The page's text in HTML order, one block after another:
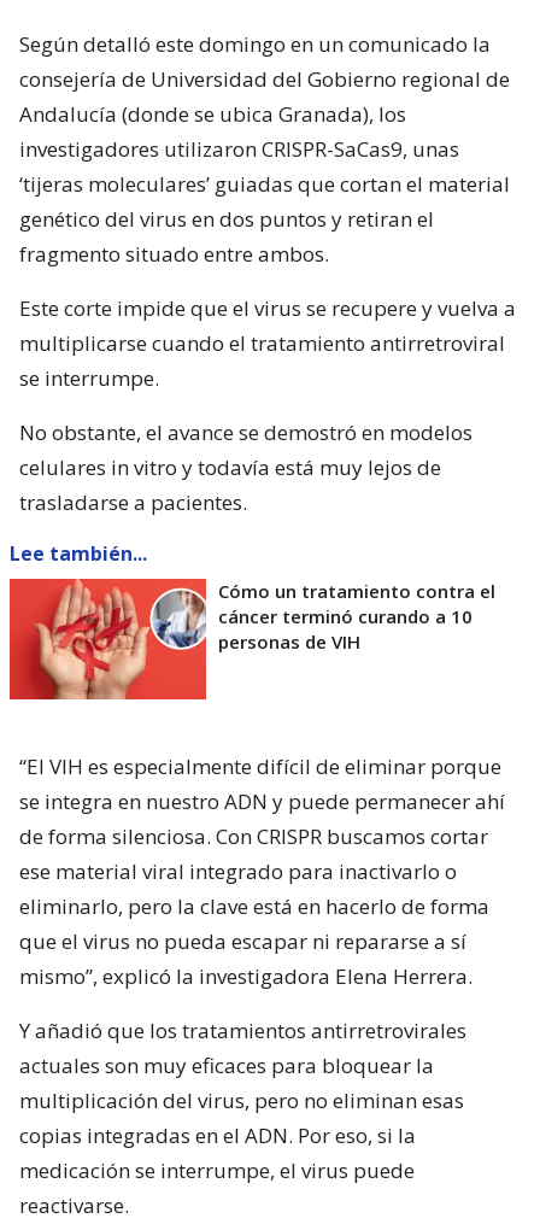
Según detalló este domingo en un comunicado la
consejería de Universidad del Gobierno regional de
Andalucía (donde se ubica Granada), los
investigadores utilizaron CRISPR-SaCas9, unas
‘tijeras moleculares’ guiadas que cortan el material
genético del virus en dos puntos y retiran el
fragmento situado entre ambos.
Este corte impide que el virus se recupere y vuelva a
multiplicarse cuando el tratamiento antirretroviral
se interrumpe.
No obstante, el avance se demostró en modelos
celulares in vitro y todavía está muy lejos de
trasladarse a pacientes.
Lee también...
Cómo un tratamiento contra el
cáncer terminó curando a 10
personas de VIH
“El VIH es especialmente difícil de eliminar porque
se integra en nuestro ADN y puede permanecer ahí
de forma silenciosa. Con CRISPR buscamos cortar
ese material viral integrado para inactivarlo o
eliminarlo, pero la clave está en hacerlo de forma
que el virus no pueda escapar ni repararse a sí
mismo”, explicó la investigadora Elena Herrera.
Y añadió que los tratamientos antirretrovirales
actuales son muy eficaces para bloquear la
multiplicación del virus, pero no eliminan esas
copias integradas en el ADN. Por eso, si la
medicación se interrumpe, el virus puede
reactivarse.